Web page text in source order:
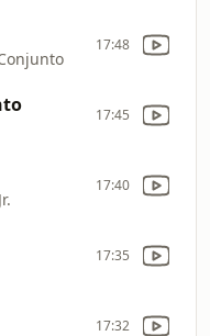
17:48
17:45
17:40
17:35
17:32